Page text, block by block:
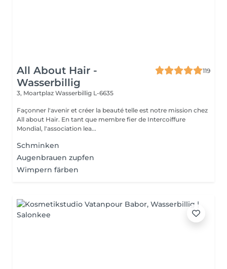
All About Hair -
Wasserbillig
119
3, Moartplaz Wasserbillig L-6635
Façonner l'avenir et créer la beauté telle est notre mission chez
All about Hair. En tant que membre fier de Intercoiffure
Mondial, l'association lea...
Schminken
Augenbrauen zupfen
Wimpern färben